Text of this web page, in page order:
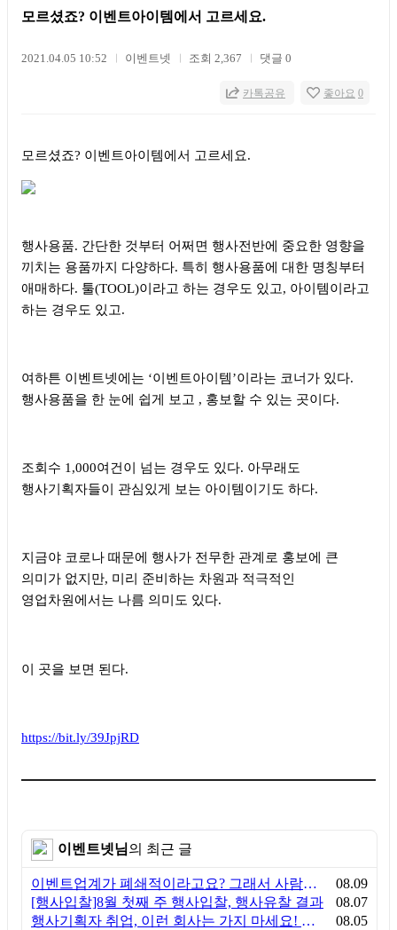
모르셨죠? 이벤트아이템에서 고르세요.
2021.04.05 10:52 이벤트넷 조회 2,367 댓글 0
좋아요 0
카톡공유
모르셨죠? 이벤트아이템에서 고르세요.
행사용품. 간단한 것부터 어쩌면 행사전반에 중요한 영향을
끼치는 용품까지 다양하다. 특히 행사용품에 대한 명칭부터
애매하다. 툴(TOOL)이라고 하는 경우도 있고, 아이템이라고
하는 경우도 있고.
여하튼 이벤트넷에는 ‘이벤트아이템’이라는 코너가 있다.
행사용품을 한 눈에 쉽게 보고 , 홍보할 수 있는 곳이다.
조회수 1,000여건이 넘는 경우도 있다. 아무래도
행사기획자들이 관심있게 보는 아이템이기도 하다.
지금야 코로나 때문에 행사가 전무한 관계로 홍보에 큰
의미가 없지만, 미리 준비하는 차원과 적극적인
영업차원에서는 나름 의미도 있다.
이 곳을 보면 된다.
https://bit.ly/39JpjRD
이벤트넷님의 최근 글
이벤트업계가 폐쇄적이라고요? 그래서 사람이 안 옵니다
08.09
[행사입찰]8월 첫째 주 행사입찰, 행사유찰 결과
08.07
행사기획자 취업, 이런 회사는 가지 마세요! 신입이 꼭 알아야 할 5가지 기준[이벤트산업 팩트체크#3]
08.05